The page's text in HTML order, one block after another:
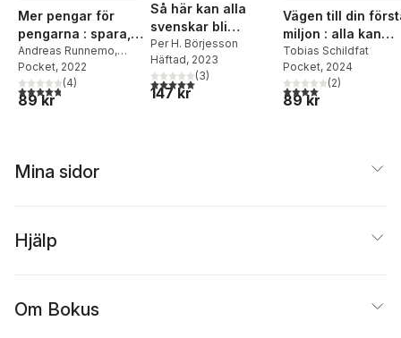
Mer pengar för
pengarna : spara,
låna och försäkra
som de verkliga
experterna
Andreas Runnemo,
Patrick Siegbahn
Elisabeth Wass
Pocket, 2022
4,8utav 5 stjärnor. Totalt antal röster:
(4)
89 kr
Så här kan alla
svenskar bli
miljonärer
Per H. Börjesson
Häftad, 2023
5,0utav 5 stjärnor. Totalt antal röster:
(3)
147 kr
Vägen till din
miljon : alla kan
bygga en egen
pengamaskin
Tobias Schildfat
Pocket, 2024
4,0utav 5 stjärnor.
(2)
89 kr
Mina sidor
Hjälp
Om Bokus